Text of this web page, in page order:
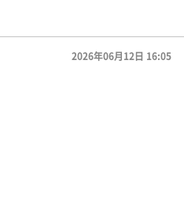
2026年06月12日 16:05